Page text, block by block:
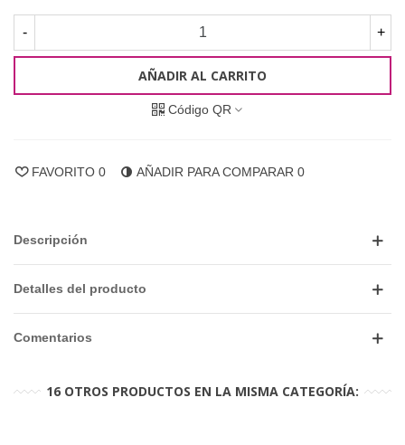
- +
AÑADIR AL CARRITO
Código QR
FAVORITO 0 AÑADIR PARA COMPARAR 0
Descripción
Detalles del producto
Comentarios
16 OTROS PRODUCTOS EN LA MISMA CATEGORÍA: